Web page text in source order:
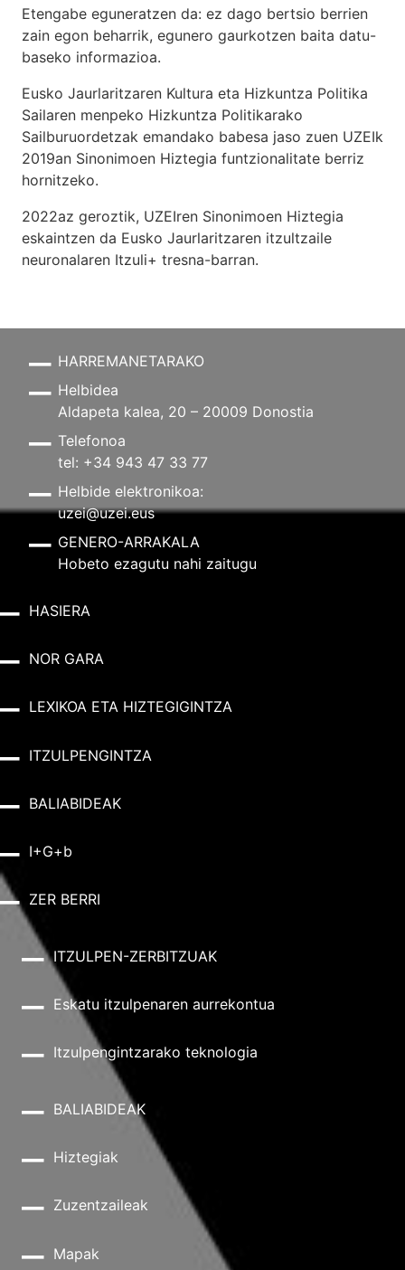
Etengabe eguneratzen da: ez dago bertsio berrien
zain egon beharrik, egunero gaurkotzen baita datu-
baseko informazioa.
Eusko Jaurlaritzaren Kultura eta Hizkuntza Politika
Sailaren menpeko Hizkuntza Politikarako
Sailburuordetzak emandako babesa jaso zuen UZEIk
2019an Sinonimoen Hiztegia funtzionalitate berriz
hornitzeko.
2022az geroztik, UZEIren Sinonimoen Hiztegia
eskaintzen da Eusko Jaurlaritzaren itzultzaile
neuronalaren Itzuli+ tresna-barran.
HARREMANETARAKO
Helbidea
Aldapeta kalea, 20 – 20009 Donostia
Telefonoa
tel: +34 943 47 33 77
Helbide elektronikoa:
uzei@uzei.eus
GENERO-ARRAKALA
Hobeto ezagutu nahi zaitugu
HASIERA
NOR GARA
LEXIKOA ETA HIZTEGIGINTZA
ITZULPENGINTZA
BALIABIDEAK
I+G+b
ZER BERRI
ITZULPEN-ZERBITZUAK
Eskatu itzulpenaren aurrekontua
Itzulpengintzarako teknologia
BALIABIDEAK
Hiztegiak
Zuzentzaileak
Mapak